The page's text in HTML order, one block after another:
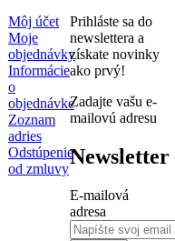
Môj účet
Moje
objednávky
Informácie
o
objednávke
Zoznam
adries
Odstúpenie
od zmluvy
Prihláste sa do
newslettera a
získate novinky
ako prvý!
Zadajte vašu e-
mailovú adresu
Newsletter
E-mailová
adresa